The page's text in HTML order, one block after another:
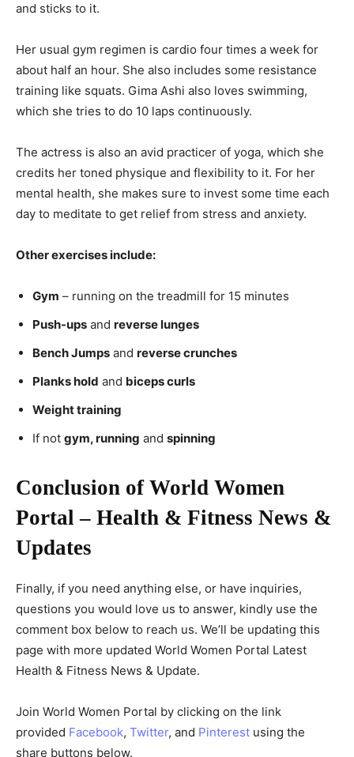
and sticks to it.
Her usual gym regimen is cardio four times a week for
about half an hour. She also includes some resistance
training like squats. Gima Ashi also loves swimming,
which she tries to do 10 laps continuously.
The actress is also an avid practicer of yoga, which she
credits her toned physique and flexibility to it. For her
mental health, she makes sure to invest some time each
day to meditate to get relief from stress and anxiety.
Other exercises include:
Gym – running on the treadmill for 15 minutes
Push-ups and reverse lunges
Bench Jumps and reverse crunches
Planks hold and biceps curls
Weight training
If not gym, running and spinning
Conclusion of World Women
Portal – Health & Fitness News &
Updates
Finally, if you need anything else, or have inquiries,
questions you would love us to answer, kindly use the
comment box below to reach us. We’ll be updating this
page with more updated World Women Portal Latest
Health & Fitness News & Update.
Join World Women Portal by clicking on the link
provided Facebook, Twitter, and Pinterest using the
share buttons below.